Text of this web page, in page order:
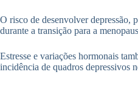
O risco de desenvolver depressão,
durante a transição para a
Estresse e variações hormonais
incidência de quadros depressivos